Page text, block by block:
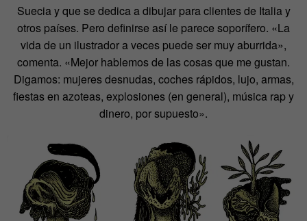
Suecia y que se dedica a dibujar para clientes de Italia y
otros países. Pero definirse así le parece soporífero. «La
vida de un ilustrador a veces puede ser muy aburrida»,
comenta. «Mejor hablemos de las cosas que me gustan.
Digamos: mujeres desnudas, coches rápidos, lujo, armas,
fiestas en azoteas, explosiones (en general), música rap y
dinero, por supuesto».